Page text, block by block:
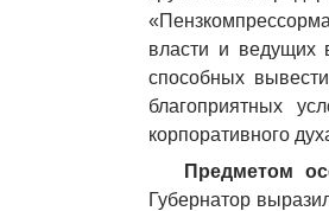
власти и ведущих
способных
благоприятных
корпоративного
Предметом
Губернатор